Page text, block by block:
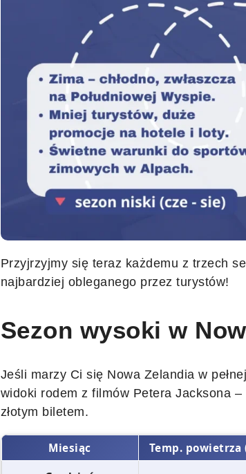
Przyjrzyjmy się teraz każdemu z trzech
najbardziej obleganego przez turystów!
Sezon wysoki w
Jeśli marzy Ci się Nowa Zelandia w
widoki rodem z filmów Petera Jacksona –
złotym biletem.
Miesiąc Temp. powietrza